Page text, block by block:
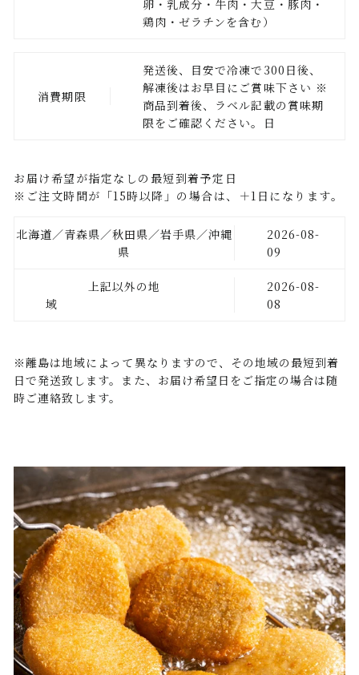
卵・乳成分・牛肉・大豆・豚肉・
鶏肉・ゼラチンを含む）
消費期限
発送後、目安で冷凍で300日後、
解凍後はお早目にご賞味下さい ※
商品到着後、ラベル記載の賞味期
限をご確認ください。日
お届け希望が指定なしの最短到着予定日
※ご注文時間が「15時以降」の場合は、＋1日になります。
北海道／青森県／秋田県／岩手県／沖縄
県
2026-08-
09
上記以外の地
域
2026-08-
08
※離島は地域によって異なりますので、その地域の最短到着
日で発送致します。また、お届け希望日をご指定の場合は随
時ご連絡致します。